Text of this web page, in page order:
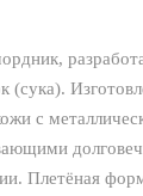
(сука).
с
Плетёная